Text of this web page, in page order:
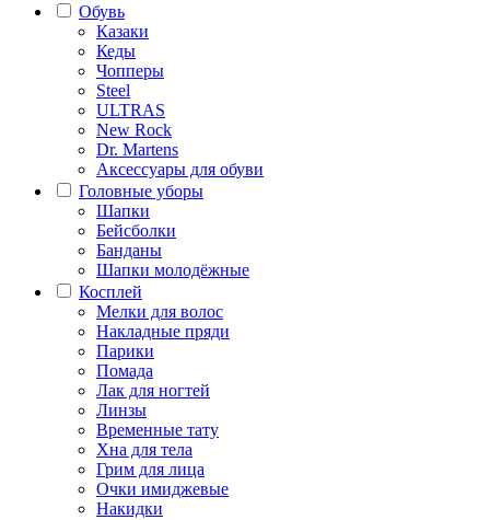
Обувь
Казаки
Кеды
Чопперы
Steel
ULTRAS
New Rock
Dr. Martens
Аксессуары для обуви
Головные уборы
Шапки
Бейсболки
Банданы
Шапки молодёжные
Косплей
Мелки для волос
Накладные пряди
Парики
Помада
Лак для ногтей
Линзы
Временные тату
Хна для тела
Грим для лица
Очки имиджевые
Накидки